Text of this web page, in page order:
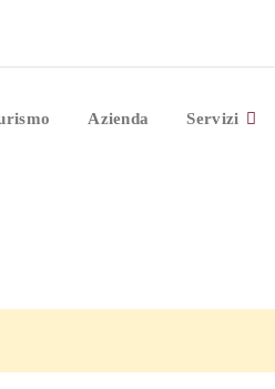
Azienda Servizi